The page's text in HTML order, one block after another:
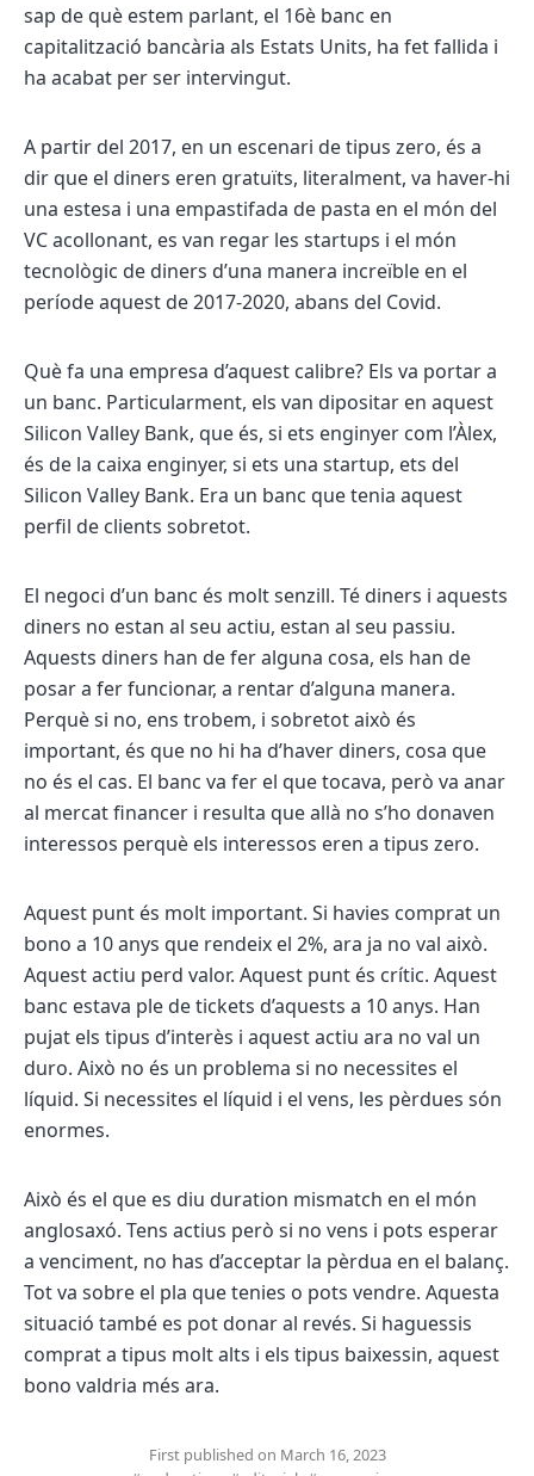
sap de què estem parlant, el 16è banc en
capitalització bancària als Estats Units, ha fet fallida i
ha acabat per ser intervingut.
A partir del 2017, en un escenari de tipus zero, és a
dir que el diners eren gratuïts, literalment, va haver-hi
una estesa i una empastifada de pasta en el món del
VC acollonant, es van regar les startups i el món
tecnològic de diners d’una manera increïble en el
període aquest de 2017-2020, abans del Covid.
Què fa una empresa d’aquest calibre? Els va portar a
un banc. Particularment, els van dipositar en aquest
Silicon Valley Bank, que és, si ets enginyer com l’Àlex,
és de la caixa enginyer, si ets una startup, ets del
Silicon Valley Bank. Era un banc que tenia aquest
perfil de clients sobretot.
El negoci d’un banc és molt senzill. Té diners i aquests
diners no estan al seu actiu, estan al seu passiu.
Aquests diners han de fer alguna cosa, els han de
posar a fer funcionar, a rentar d’alguna manera.
Perquè si no, ens trobem, i sobretot això és
important, és que no hi ha d’haver diners, cosa que
no és el cas. El banc va fer el que tocava, però va anar
al mercat financer i resulta que allà no s’ho donaven
interessos perquè els interessos eren a tipus zero.
Aquest punt és molt important. Si havies comprat un
bono a 10 anys que rendeix el 2%, ara ja no val això.
Aquest actiu perd valor. Aquest punt és crític. Aquest
banc estava ple de tickets d’aquests a 10 anys. Han
pujat els tipus d’interès i aquest actiu ara no val un
duro. Això no és un problema si no necessites el
líquid. Si necessites el líquid i el vens, les pèrdues són
enormes.
Això és el que es diu duration mismatch en el món
anglosaxó. Tens actius però si no vens i pots esperar
a venciment, no has d’acceptar la pèrdua en el balanç.
Tot va sobre el pla que tenies o pots vendre. Aquesta
situació també es pot donar al revés. Si haguessis
comprat a tipus molt alts i els tipus baixessin, aquest
bono valdria més ara.
First published on March 16, 2023